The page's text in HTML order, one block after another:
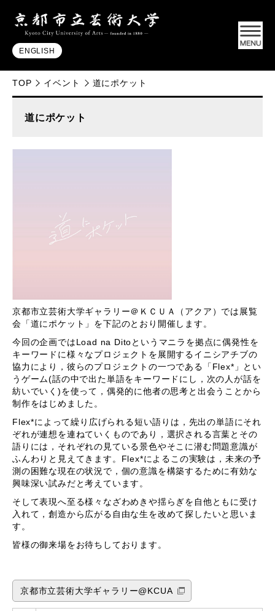
ENGLISH
TOP イベント 道にポケット
道にポケット
京都市立芸術大学ギャラリー＠ＫＣＵＡ（アクア）では展覧
会「道にポケット」を下記のとおり開催します。
今回の企画では Load na Dito というマニラを拠点に偶発性を
キーワードに様々なプロジェクトを展開するイニシアチブの
協力により，彼らのプロジェクトの一つである「 Flex* 」とい
うゲーム(話の中で出た単語をキーワードにし，次の人が話を
紡いでいく ) を使って，偶発的に他者の思考と出会うことから
制作をはじめました。
Flex*によって繰り広げられる短い語りは，先出の単語にそれ
ぞれが連想を連ねていくものであり，選択される言葉とその
語りには，それぞれの見ている景色やそこに潜む問題意識が
ふんわりと見えてきます。
Flex*によるこの実験は，未来の予
測の困難な現在の状況で，個の意識を構築するために有効な
興味深い試みだと考えています。
そして表現へ至る様々なざわめきや揺らぎを自他ともに受け
入れて，創造から広がる自由な生を改めて探したいと思いま
す。
皆様の御来場をお待ちしております。
京都市立芸術大学ギャラリー@KCUA